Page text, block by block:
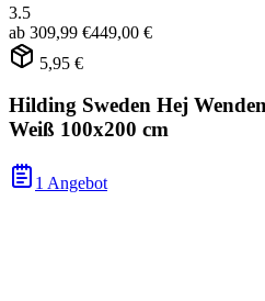
3.5
ab 309,99 €449,00 €
5,95 €
Hilding Sweden Hej
Weiß 100x200 cm
1 Angebot